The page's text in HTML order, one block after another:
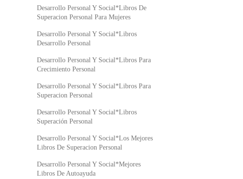
Desarrollo Personal Y Social*Libros De
Superacion Personal Para Mujeres
Desarrollo Personal Y Social*Libros
Desarrollo Personal
Desarrollo Personal Y Social*Libros Para
Crecimiento Personal
Desarrollo Personal Y Social*Libros Para
Superacion Personal
Desarrollo Personal Y Social*Libros
Superación Personal
Desarrollo Personal Y Social*Los Mejores
Libros De Superacion Personal
Desarrollo Personal Y Social*Mejores
Libros De Autoayuda